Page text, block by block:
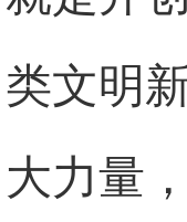
类文明
大力量